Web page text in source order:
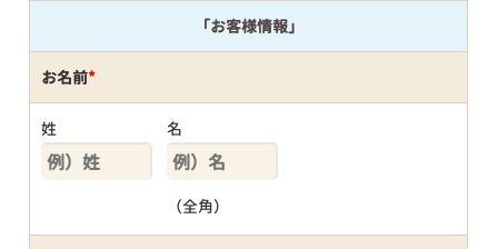
「お客様情報」
お名前*
姓 名
（全角）